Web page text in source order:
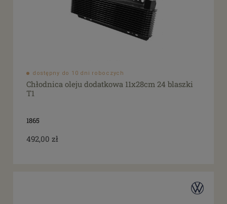
dostępny do 10 dni roboczych
Chłodnica oleju dodatkowa 11x28cm 24 blaszki
T1
1865
492,00 zł